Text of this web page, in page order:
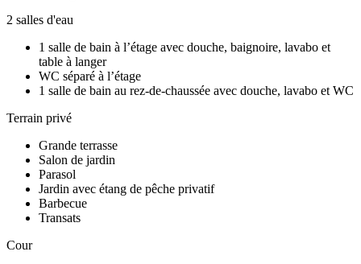
2 salles d'eau
1 salle de bain à l’étage avec douche, baignoire, lavabo et
table à langer
WC séparé à l’étage
1 salle de bain au rez-de-chaussée avec douche, lavabo et WC
Terrain privé
Grande terrasse
Salon de jardin
Parasol
Jardin avec étang de pêche privatif
Barbecue
Transats
Cour